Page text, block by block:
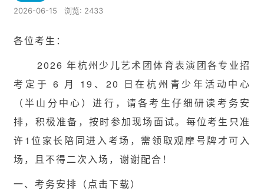
2026-06-15
浏览: 2433
各位考生：
2026 年杭州少儿艺术团体育表演团各专业招
考定于 6 月 19、20 日在杭州青少年活动中心
（半山分中心）进行，请各考生仔细研读考务安
排，积极准备，按时参加现场面试。每位考生只准
许1位家长陪同进入考场，需领取观摩号牌才可入
场，且不得二次入场，谢谢配合！
一、 考务安排（点击下载）